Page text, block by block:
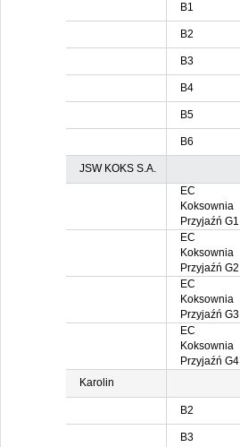
B1
B2
B3
B4
B5
B6
JSW KOKS S.A.
EC
Koksownia
Przyjaźń G1
EC
Koksownia
Przyjaźń G2
EC
Koksownia
Przyjaźń G3
EC
Koksownia
Przyjaźń G4
Karolin
B2
B3